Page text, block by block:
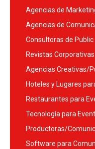
Agencias de
Agencias de
Consultoras de
Revistas
Agencias Creativas/
Hoteles y Lugares
Restaurantes para
Tecnología para
Productoras/
Software para